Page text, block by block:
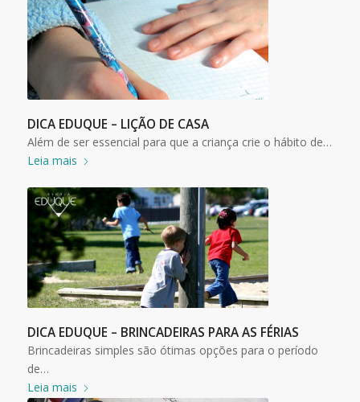
DICA EDUQUE – LIÇÃO DE CASA
Além de ser essencial para que a criança crie o hábito de…
Leia mais
DICA EDUQUE – BRINCADEIRAS PARA AS FÉRIAS
Brincadeiras simples são ótimas opções para o período
de…
Leia mais